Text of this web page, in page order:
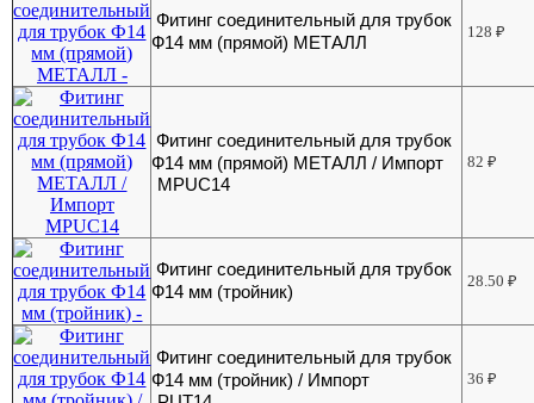
Фитинг соединительный для трубок
Ф14 мм (прямой) МЕТАЛЛ
128₽
Фитинг соединительный для трубок
Ф14 мм (прямой) МЕТАЛЛ / Импорт
MPUC14
82₽
Фитинг соединительный для трубок
Ф14 мм (тройник)
28.50₽
Фитинг соединительный для трубок
Ф14 мм (тройник) / Импорт
36₽